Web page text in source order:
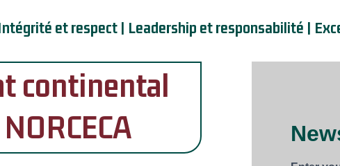
et respect | Leadership et responsabilité |
continental